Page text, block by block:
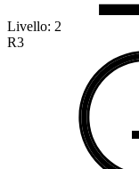
Livello: 2
R3